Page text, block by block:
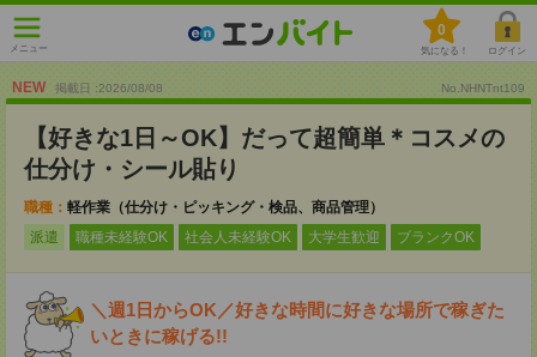
メニュー
0
気になる！ ログイン
NEW 掲載日 :2026/08/08 No.NHNTnt109
【好きな1日～OK】だって超簡単＊コスメの
仕分け・シール貼り
職種： 軽作業（仕分け・ピッキング・検品、商品管理）
派遣
職種未経験OK 社会人未経験OK 大学生歓迎 ブランクOK
＼週1日からOK／好きな時間に好きな場所で稼ぎた
いときに稼げる!!